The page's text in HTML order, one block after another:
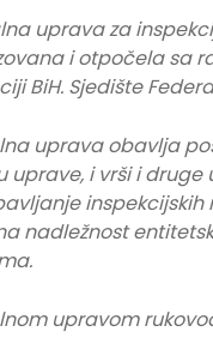
uprava za
i otpočela sa
BiH. Sjedište
uprava obavlja
uprave, i vrši i
nadležnost
upravom